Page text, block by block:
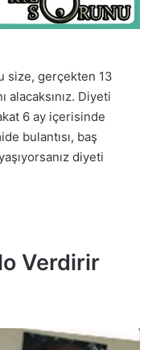
size, gerçekten 13
alacaksınız. Diyeti
6 ay içerisinde
bulantısı, baş
diyeti
Verdirir